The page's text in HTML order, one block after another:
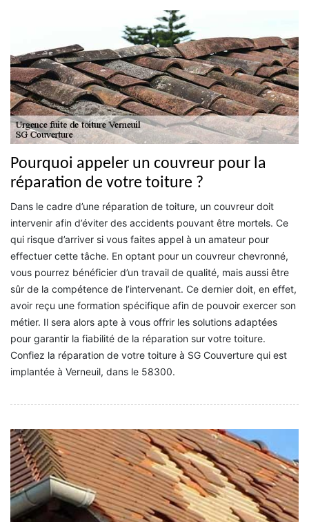
Pourquoi appeler un couvreur pour la
réparation de votre toiture ?
Dans le cadre d’une réparation de toiture, un couvreur doit
intervenir afin d’éviter des accidents pouvant être mortels. Ce
qui risque d’arriver si vous faites appel à un amateur pour
effectuer cette tâche. En optant pour un couvreur chevronné,
vous pourrez bénéficier d’un travail de qualité, mais aussi être
sûr de la compétence de l’intervenant. Ce dernier doit, en effet,
avoir reçu une formation spécifique afin de pouvoir exercer son
métier. Il sera alors apte à vous offrir les solutions adaptées
pour garantir la fiabilité de la réparation sur votre toiture.
Confiez la réparation de votre toiture à SG Couverture qui est
implantée à Verneuil, dans le 58300.